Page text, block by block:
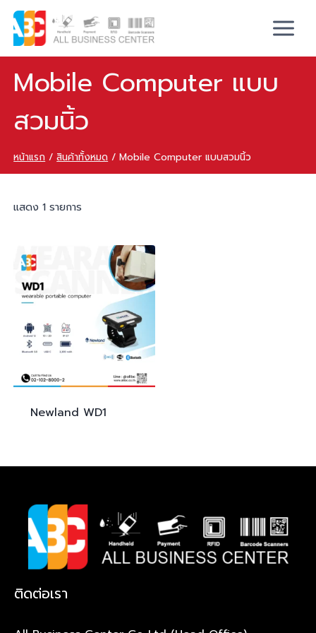
Mobile Computer แบบ
สวมนิ้ว
หน้าแรก / สินค้าทั้งหมด / Mobile Computer แบบสวมนิ้ว
แสดง 1 รายการ
NewlandWD1
ติดต่อเรา